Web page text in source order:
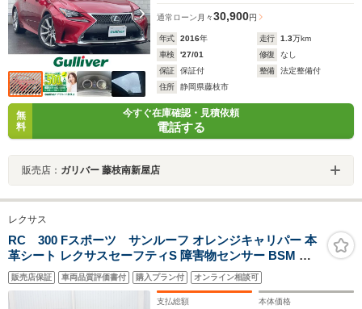
通常ローン 月々30,900円
年式 2016年 走行 1.3万km
車検
'27/01 修復
なし
保証
保証付 整備
法定整備付
住所
静岡県藤枝市
無
料
今すぐ在庫確認・見積依頼
電話する
販売店： ガリバー 藤枝南新屋店
レクサス
RC 300 Fスポーツ サンルーフ オレンジキャリパー 本
革シート レクサスセーフティS 障害物センサー BSM 電
動シート シートヒーター/クーラー LEDライト スマート
キー 純正AW 純正ナビ Bカメラ フルセグTV DVD
Bluetooth ETC ドラレコ
販売店保証 車両品質評価書付 購入プラン付 オンライン相談可
支払総額 本体価格